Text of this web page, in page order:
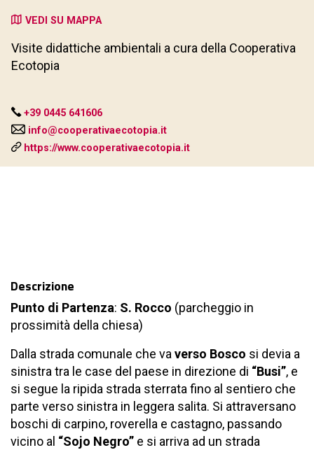
Descrizione
Punto di Partenza: S. Rocco (parcheggio in
prossimità della chiesa)
Dalla strada comunale che va verso Bosco si devia a
sinistra tra le case del paese in direzione di “Busi”, e
si segue la ripida strada sterrata fino al sentiero che
parte verso sinistra in leggera salita. Si attraversano
boschi di carpino, roverella e castagno, passando
vicino al “Sojo Negro” e si arriva ad un strada
VEDI SU MAPPA
Visite didattiche ambientali a cura della Cooperativa
Ecotopia
+39 0445 641606
info@cooperativaecotopia.it
https://www.cooperativaecotopia.it